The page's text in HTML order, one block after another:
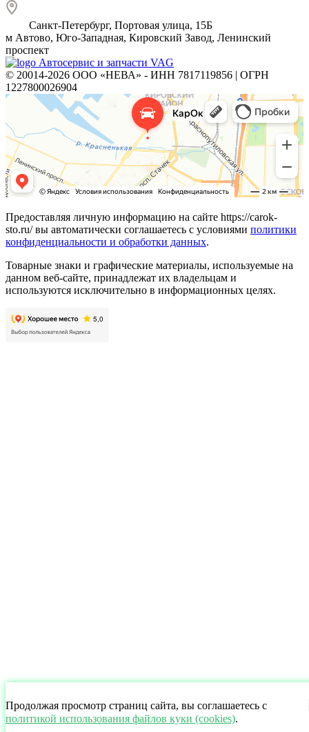
Санкт-Петербург, Портовая улица, 15Б
м Автово, Юго-Западная, Кировский Завод, Ленинский
проспект
Автосервис и запчасти VAG
© 20014-2026 ООО «НЕВА» - ИНН 7817119856 | ОГРН
1227800026904
Предоставляя личную информацию на сайте https://carok-
sto.ru/ вы автоматически соглашаетесь с условиями политики
конфиденциальности и обработки данных.
Товарные знаки и графические материалы, используемые на
данном веб-сайте, принадлежат их владельцам и
используются исключительно в информационных целях.
Продолжая просмотр страниц сайта, вы соглашаетесь с
политикой использования файлов куки (cookies).